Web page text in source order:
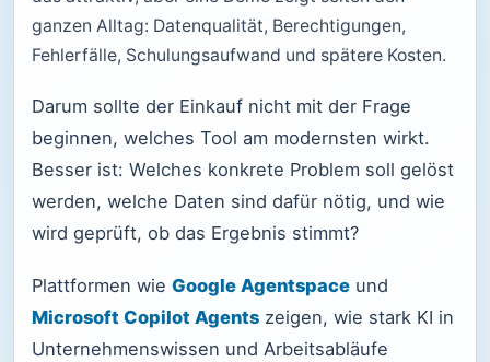
ganzen Alltag: Datenqualität, Berechtigungen,
Fehlerfälle, Schulungsaufwand und spätere Kosten.
Darum sollte der Einkauf nicht mit der Frage
beginnen, welches Tool am modernsten wirkt.
Besser ist: Welches konkrete Problem soll gelöst
werden, welche Daten sind dafür nötig, und wie
wird geprüft, ob das Ergebnis stimmt?
Plattformen wie Google Agentspace und
Microsoft Copilot Agents zeigen, wie stark KI in
Unternehmenswissen und Arbeitsabläufe